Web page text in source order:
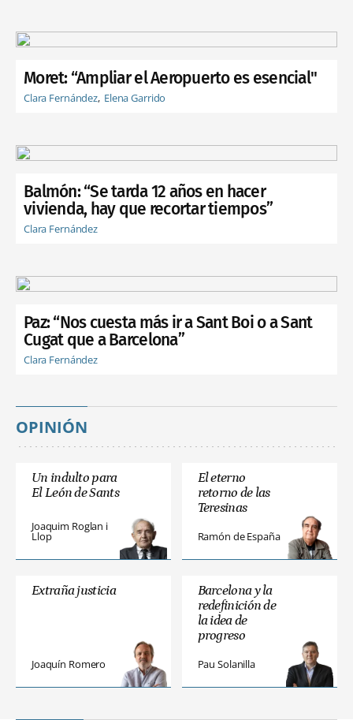
Moret: “Ampliar el Aeropuerto es esencial"
Clara Fernández Elena Garrido
Balmón: “Se tarda 12 años en hacer
vivienda, hay que recortar tiempos”
Clara Fernández
Paz: “Nos cuesta más ir a Sant Boi o a Sant
Cugat que a Barcelona”
Clara Fernández
OPINIÓN
Un indulto para
El León de Sants
Joaquim Roglan i
Llop
El eterno
retorno de las
Teresinas
Ramón de España
Extraña justicia
Joaquín Romero
Barcelona y la
redefinición de
la idea de
progreso
Pau Solanilla